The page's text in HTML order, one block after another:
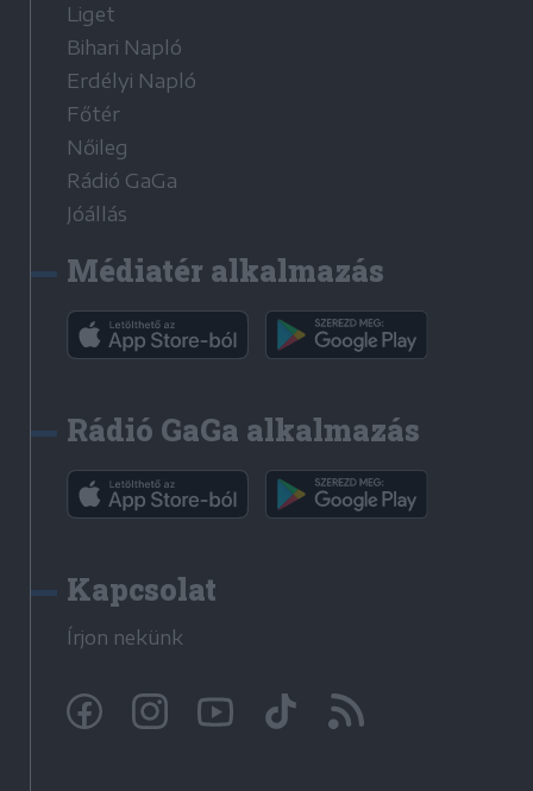
Liget
Bihari Napló
Erdélyi Napló
Főtér
Nőileg
Rádió GaGa
Jóállás
Médiatér alkalmazás
Rádió GaGa alkalmazás
Kapcsolat
Írjon nekünk